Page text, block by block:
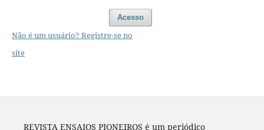
Acesso
Não é um usuário? Registre-se no
site
REVISTA ENSAIOS PIONEIROS é um periódico